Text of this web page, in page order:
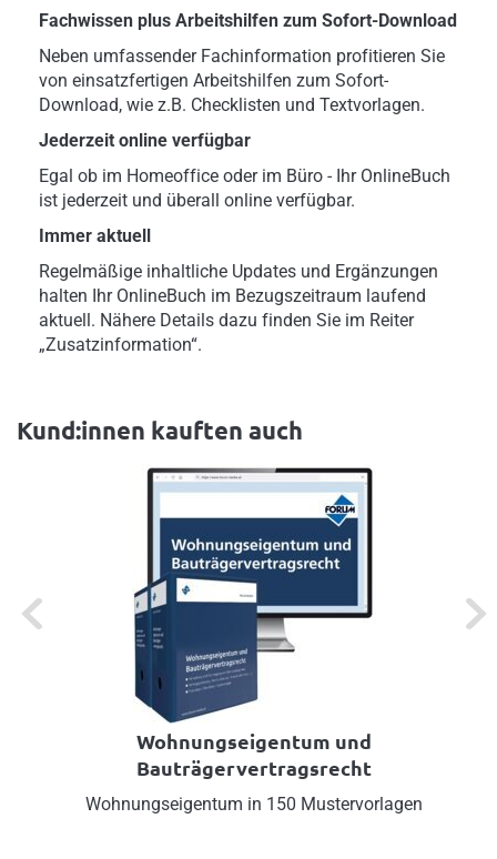
Fachwissen plus Arbeitshilfen zum Sofort-Download
Neben umfassender Fachinformation profitieren Sie
von einsatzfertigen Arbeitshilfen zum Sofort-
Download, wie z.B. Checklisten und Textvorlagen.
Jederzeit online verfügbar
Egal ob im Homeoffice oder im Büro - Ihr OnlineBuch
ist jederzeit und überall online verfügbar.
Immer aktuell
Regelmäßige inhaltliche Updates und Ergänzungen
halten Ihr OnlineBuch im Bezugszeitraum laufend
aktuell. Nähere Details dazu finden Sie im Reiter
„Zusatzinformation“.
Kund:innen kauften auch
Previous Next
Wohnungseigentum und
Bauträgervertragsrecht
Wohnungseigentum in 150 Mustervorlagen